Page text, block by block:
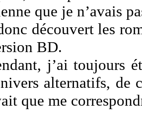
que je n’avais
découvert les
BD.
j’ai toujours
alternatifs, de
que me